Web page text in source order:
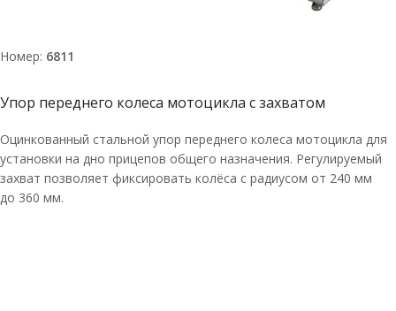
Номер: 6811
Упор переднего колеса мотоцикла с захватом
Оцинкованный стальной упор переднего колеса мотоцикла для
установки на дно прицепов общего назначения. Регулируемый
захват позволяет фиксировать колёса с радиусом от 240 мм
до 360 мм.